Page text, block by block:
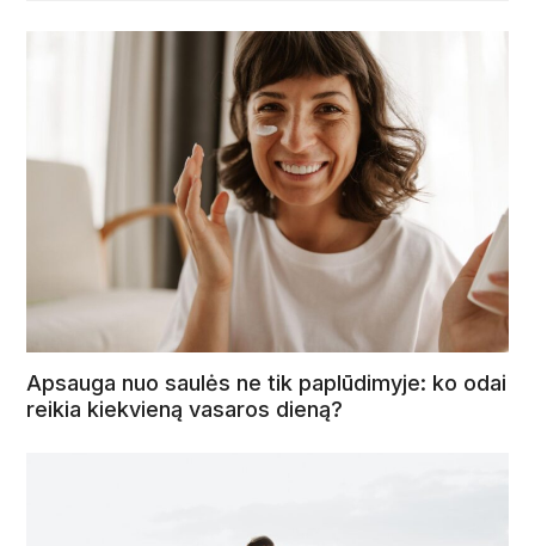
Apsauga nuo saulės ne tik paplūdimyje: ko odai
reikia kiekvieną vasaros dieną?